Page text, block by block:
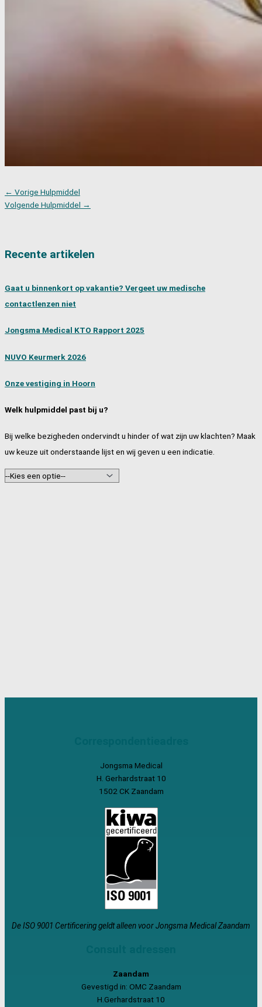
← Vorige Hulpmiddel
Volgende Hulpmiddel →
Recente artikelen
Gaat u binnenkort op vakantie? Vergeet uw medische
contactlenzen niet
Jongsma Medical KTO Rapport 2025
NUVO Keurmerk 2026
Onze vestiging in Hoorn
Welk hulpmiddel past bij u?
Bij welke bezigheden ondervindt u hinder of wat zijn uw klachten? Maak
uw keuze uit onderstaande lijst en wij geven u een indicatie.
Jongsma Medical
H. Gerhardstraat 10
1502 CK Zaandam
De ISO 9001 Certificering geldt alleen voor Jongsma Medical Zaandam
Zaandam
Gevestigd in: OMC Zaandam
H.Gerhardstraat 10